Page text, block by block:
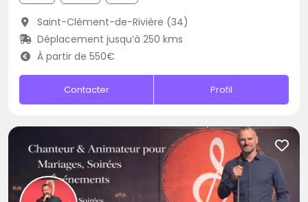
Saint-Clément-de-Rivière (34)
Déplacement jusqu’à 250 kms
À partir de 550€
Contacter Profil